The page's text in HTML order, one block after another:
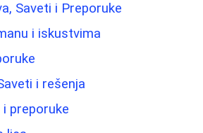
Saveti i Preporuke
i iskustvima
i rešenja
preporuke